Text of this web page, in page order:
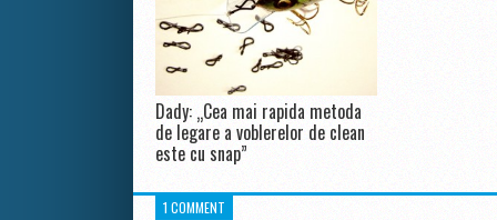
Dady: „Cea mai rapida metoda
de legare a voblerelor de clean
este cu snap”
1 COMMENT